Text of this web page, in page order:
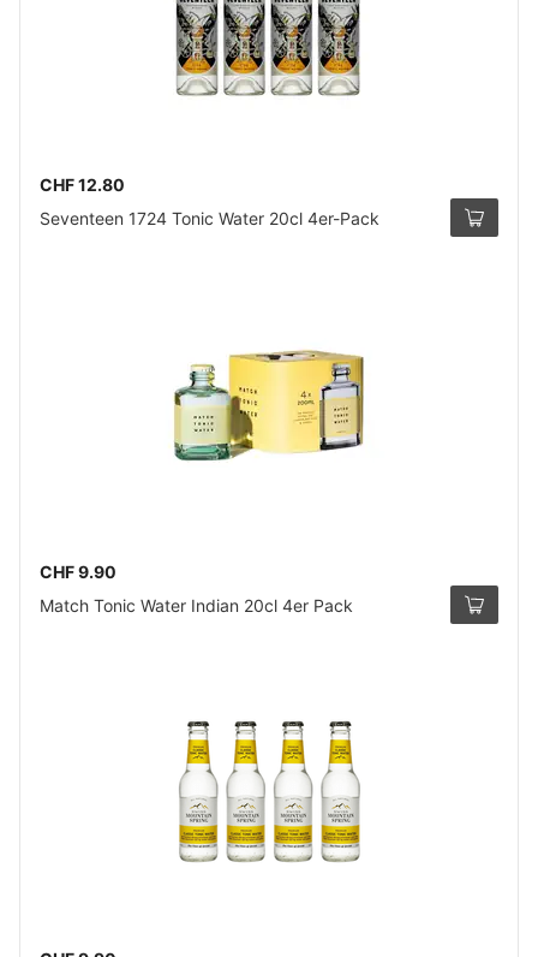
CHF 12.80
Seventeen 1724 Tonic Water 20cl 4er-Pack
CHF 9.90
Match Tonic Water Indian 20cl 4er Pack